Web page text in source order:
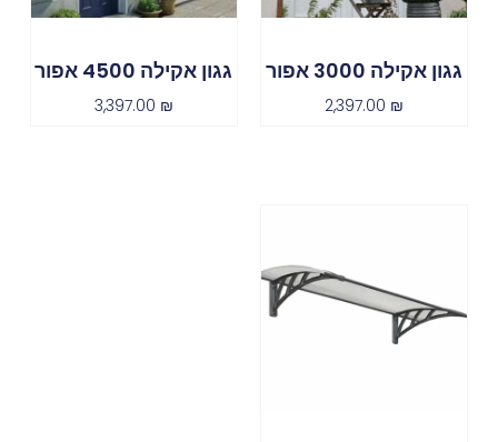
גגון אקילה 3000 אפור
2,397.00 ₪
גגון אקילה 4500 אפור
3,397.00 ₪